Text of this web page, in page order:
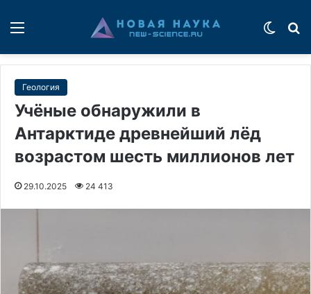
Геология
Учёные обнаружили в
Антарктиде древнейший лёд
возрастом шесть миллионов лет
29.10.2025 24 413